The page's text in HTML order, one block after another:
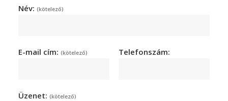
Név: (kötelező)
E-mail cím: (kötelező) Telefonszám:
Üzenet: (kötelező)